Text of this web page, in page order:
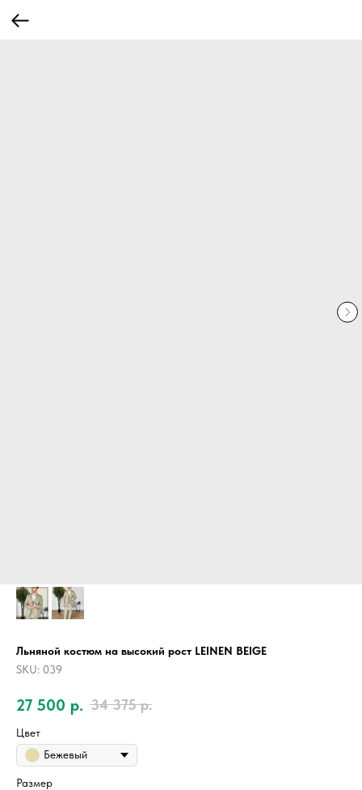
Льняной костюм на высокий рост LEINEN BEIGE
SKU: 039
27 500 р. 34 375 р.
Цвет
Бежевый
Размер